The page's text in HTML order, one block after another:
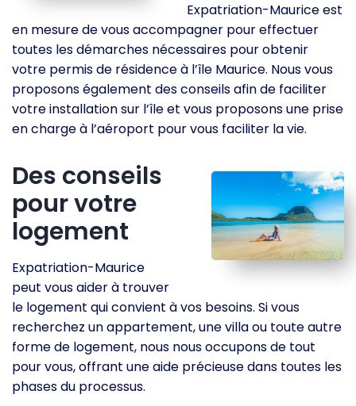
Expatriation-Maurice est
en mesure de vous accompagner pour effectuer
toutes les démarches nécessaires pour obtenir
votre permis de résidence à l’île Maurice. Nous vous
proposons également des conseils afin de faciliter
votre installation sur l’île et vous proposons une prise
en charge à l’aéroport pour vous faciliter la vie.
Des conseils
pour votre
logement
Expatriation-Maurice
peut vous aider à trouver
le logement qui convient à vos besoins. Si vous
recherchez un appartement, une villa ou toute autre
forme de logement, nous nous occupons de tout
pour vous, offrant une aide précieuse dans toutes les
phases du processus.